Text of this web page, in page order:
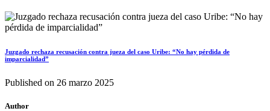
Juzgado rechaza recusación contra jueza del caso Uribe: “No hay pérdida de
imparcialidad”
Published on 26 marzo 2025
Author